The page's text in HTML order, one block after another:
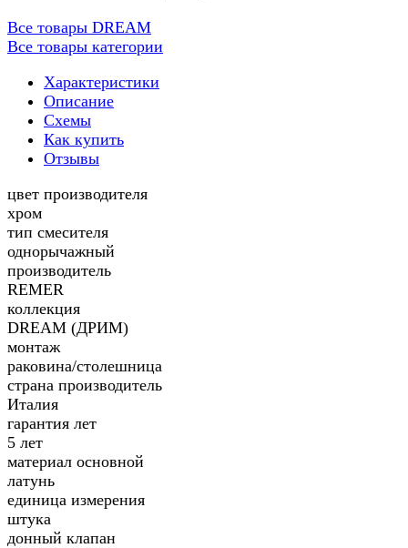
Все товары DREAM
Все товары категории
Характеристики
Описание
Схемы
Как купить
Отзывы
цвет производителя
хром
тип смесителя
однорычажный
производитель
REMER
коллекция
DREAM (ДРИМ)
монтаж
раковина/столешница
страна производитель
Италия
гарантия лет
5 лет
материал основной
латунь
единица измерения
штука
донный клапан